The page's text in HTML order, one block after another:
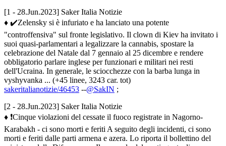
[1 - 28.Jun.2023] Saker Italia Notizie
♦ ✔️Zelensky si è infuriato e ha lanciato una potente
"controffensiva" sul fronte legislativo. Il clown di Kiev ha invitato i
suoi quasi-parlamentari a legalizzare la cannabis, spostare la
celebrazione del Natale dal 7 gennaio al 25 dicembre e rendere
obbligatorio parlare inglese per funzionari e militari nei resti
dell'Ucraina. In generale, le sciocchezze con la barba lunga in
vyshyvanka ... (+45 linee, 3243 car. tot)
sakeritalianotizie/46453 --@SakIN ;
[2 - 28.Jun.2023] Saker Italia Notizie
♦ ❗️Cinque violazioni del cessate il fuoco registrate in Nagorno-
Karabakh - ci sono morti e feriti A seguito degli incidenti, ci sono
morti e feriti dalle parti armena e azera. Lo riporta il bollettino del